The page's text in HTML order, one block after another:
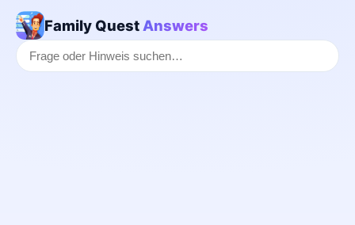
Family Quest Answers